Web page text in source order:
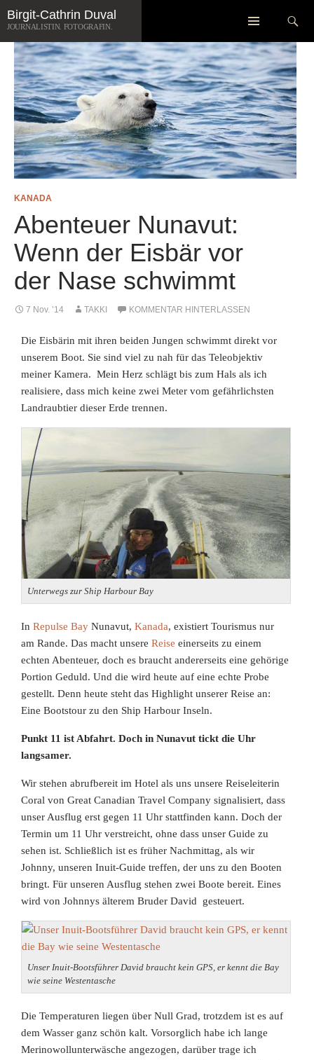
Zum
Inhalt
springen
Suchen
KANADA
Abenteuer Nunavut:
Wenn der Eisbär vor
der Nase schwimmt
7 Nov. ’14 TAKKI KOMMENTAR HINTERLASSEN
Die Eisbärin mit ihren beiden Jungen schwimmt direkt vor
unserem Boot. Sie sind viel zu nah für das Teleobjektiv
meiner Kamera. Mein Herz schlägt bis zum Hals als ich
realisiere, dass mich keine zwei Meter vom gefährlichsten
Landraubtier dieser Erde trennen.
Unterwegs zur Ship Harbour Bay
InRepulse Bay Nunavut,Kanada, existiert Tourismus nur
am Rande. Das macht unsereReiseeinerseits zu einem
echten Abenteuer, doch es braucht andererseits eine gehörige
Portion Geduld. Und die wird heute auf eine echte Probe
gestellt. Denn heute steht das Highlight unserer Reise an:
Eine Bootstour zu den Ship Harbour Inseln.
Punkt 11 ist Abfahrt. Doch in Nunavut tickt die Uhr
langsamer.
Wir stehen abrufbereit im Hotel als uns unsere Reiseleiterin
Coral von Great Canadian Travel Company signalisiert, dass
unser Ausflug erst gegen 11 Uhr stattfinden kann. Doch der
Termin um 11 Uhr verstreicht, ohne dass unser Guide zu
sehen ist. Schließlich ist es früher Nachmittag, als wir
Johnny, unseren Inuit-Guide treffen, der uns zu den Booten
bringt. Für unseren Ausflug stehen zwei Boote bereit. Eines
wird von Johnnys älterem Bruder David gesteuert.
Unser Inuit-Bootsführer David braucht kein GPS, er kennt die Bay
wie seine Westentasche
Die Temperaturen liegen über Null Grad, trotzdem ist es auf
dem Wasser ganz schön kalt. Vorsorglich habe ich lange
Merinowollunterwäsche angezogen, darüber trage ich
Birgit-Cathrin Duval
JOURNALISTIN. FOTOGRAFIN.